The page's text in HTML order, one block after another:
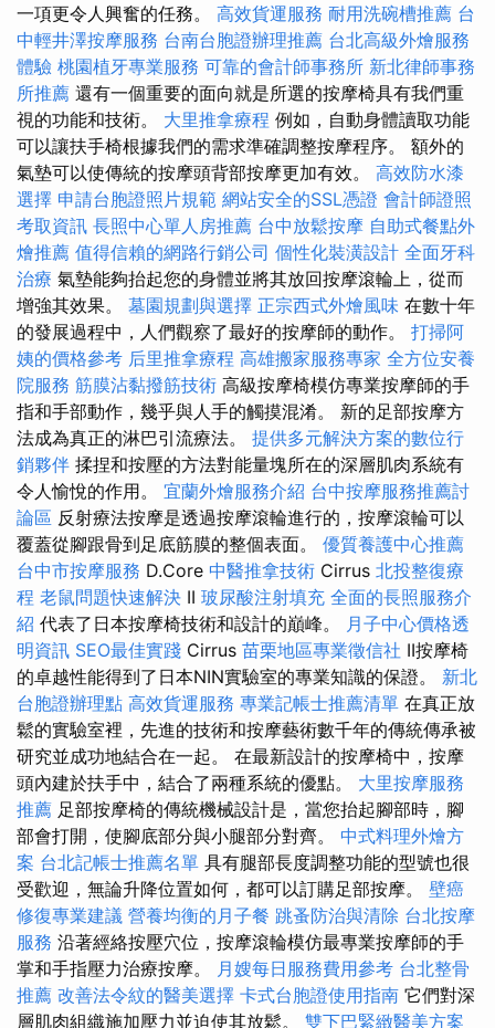
一項更令人興奮的任務。 高效貨運服務 耐用洗碗槽推薦 台
中輕井澤按摩服務 台南台胞證辦理推薦 台北高級外燴服務
體驗 桃園植牙專業服務 可靠的會計師事務所 新北律師事務
所推薦 還有一個重要的面向就是所選的按摩椅具有我們重
視的功能和技術。 大里推拿療程 例如，自動身體讀取功能
可以讓扶手椅根據我們的需求準確調整按摩程序。 額外的
氣墊可以使傳統的按摩頭背部按摩更加有效。 高效防水漆
選擇 申請台胞證照片規範 網站安全的SSL憑證 會計師證照
考取資訊 長照中心單人房推薦 台中放鬆按摩 自助式餐點外
燴推薦 值得信賴的網路行銷公司 個性化裝潢設計 全面牙科
治療 氣墊能夠抬起您的身體並將其放回按摩滾輪上，從而
增強其效果。 墓園規劃與選擇 正宗西式外燴風味 在數十年
的發展過程中，人們觀察了最好的按摩師的動作。 打掃阿
姨的價格參考 后里推拿療程 高雄搬家服務專家 全方位安養
院服務 筋膜沾黏撥筋技術 高級按摩椅模仿專業按摩師的手
指和手部動作，幾乎與人手的觸摸混淆。 新的足部按摩方
法成為真正的淋巴引流療法。 提供多元解決方案的數位行
銷夥伴 揉捏和按壓的方法對能量塊所在的深層肌肉系統有
令人愉悅的作用。 宜蘭外燴服務介紹 台中按摩服務推薦討
論區 反射療法按摩是透過按摩滾輪進行的，按摩滾輪可以
覆蓋從腳跟骨到足底筋膜的整個表面。 優質養護中心推薦
台中市按摩服務 D.Core 中醫推拿技術 Cirrus 北投整復療
程 老鼠問題快速解決 II 玻尿酸注射填充 全面的長照服務介
紹 代表了日本按摩椅技術和設計的巔峰。 月子中心價格透
明資訊 SEO最佳實踐 Cirrus 苗栗地區專業徵信社 II按摩椅
的卓越性能得到了日本NIN實驗室的專業知識的保證。 新北
台胞證辦理點 高效貨運服務 專業記帳士推薦清單 在真正放
鬆的實驗室裡，先進的技術和按摩藝術數千年的傳統傳承被
研究並成功地結合在一起。 在最新設計的按摩椅中，按摩
頭內建於扶手中，結合了兩種系統的優點。 大里按摩服務
推薦 足部按摩椅的傳統機械設計是，當您抬起腳部時，腳
部會打開，使腳底部分與小腿部分對齊。 中式料理外燴方
案 台北記帳士推薦名單 具有腿部長度調整功能的型號也很
受歡迎，無論升降位置如何，都可以訂購足部按摩。 壁癌
修復專業建議 營養均衡的月子餐 跳蚤防治與清除 台北按摩
服務 沿著經絡按壓穴位，按摩滾輪模仿最專業按摩師的手
掌和手指壓力治療按摩。 月嫂每日服務費用參考 台北整骨
推薦 改善法令紋的醫美選擇 卡式台胞證使用指南 它們對深
層肌肉組織施加壓力並迫使其放鬆。 雙下巴緊緻醫美方案